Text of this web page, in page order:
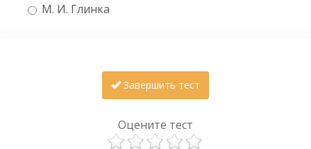
М. И. Глинка
Завершить тест
Оцените тест